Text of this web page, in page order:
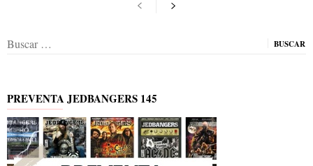
Buscar:
PREVENTA JEDBANGERS 145